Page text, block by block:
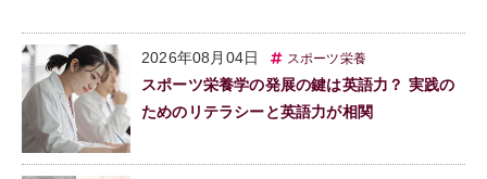
2026年08月04日 スポーツ栄養
スポーツ栄養学の発展の鍵は英語力？ 実践の
ためのリテラシーと英語力が相関